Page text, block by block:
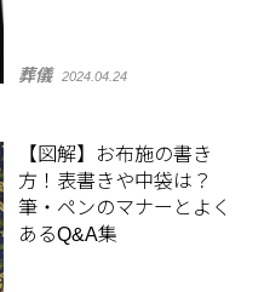
葬儀 2024.04.24
【図解】お布施の書き
方！表書きや中袋は？
筆・ペンのマナーとよく
あるQ&A集